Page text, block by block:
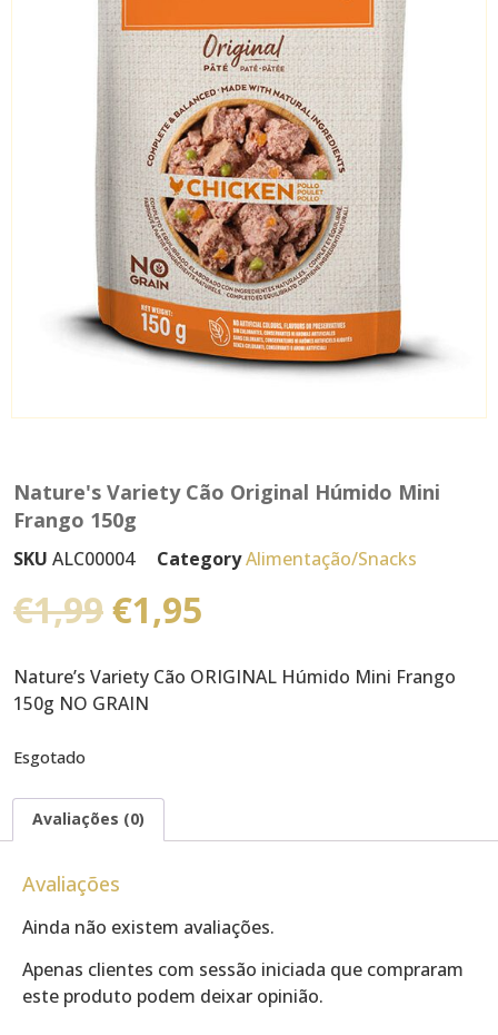
Nature's Variety Cão Original Húmido Mini
Frango 150g
SKU ALC00004 CategoryAlimentação/Snacks
€1,99€1,95
Nature’s Variety Cão ORIGINAL Húmido Mini Frango
150g NO GRAIN
Esgotado
Avaliações (0)
Avaliações
Ainda não existem avaliações.
Apenas clientes com sessão iniciada que compraram
este produto podem deixar opinião.